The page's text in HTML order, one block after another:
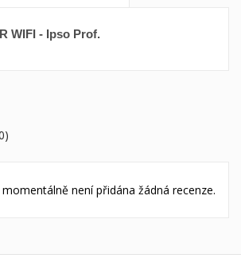
WIFI - Ipso Prof.
není přidána žádná recenze.